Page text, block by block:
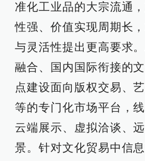
准化工业品的大宗流通
性强、价值实现周期长
与灵活性提出更高要求
融合、国内国际衔接的
点建设面向版权交易、
等的专门化市场平台，
云端展示、虚拟洽谈、
景。针对文化贸易中信